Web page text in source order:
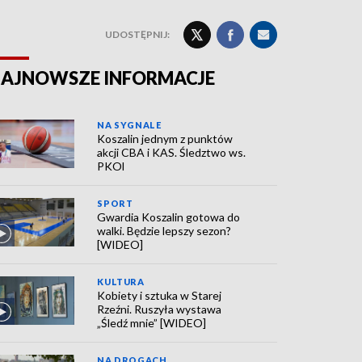
UDOSTĘPNIJ:
INFORMACJE
NA SYGNALE
Koszalin jednym z punktów
akcji CBA i KAS. Śledztwo ws.
PKOl
SPORT
Gwardia Koszalin gotowa do
walki. Będzie lepszy sezon?
[WIDEO]
KULTURA
Kobiety i sztuka w Starej
Rzeźni. Ruszyła wystawa
„Śledź mnie” [WIDEO]